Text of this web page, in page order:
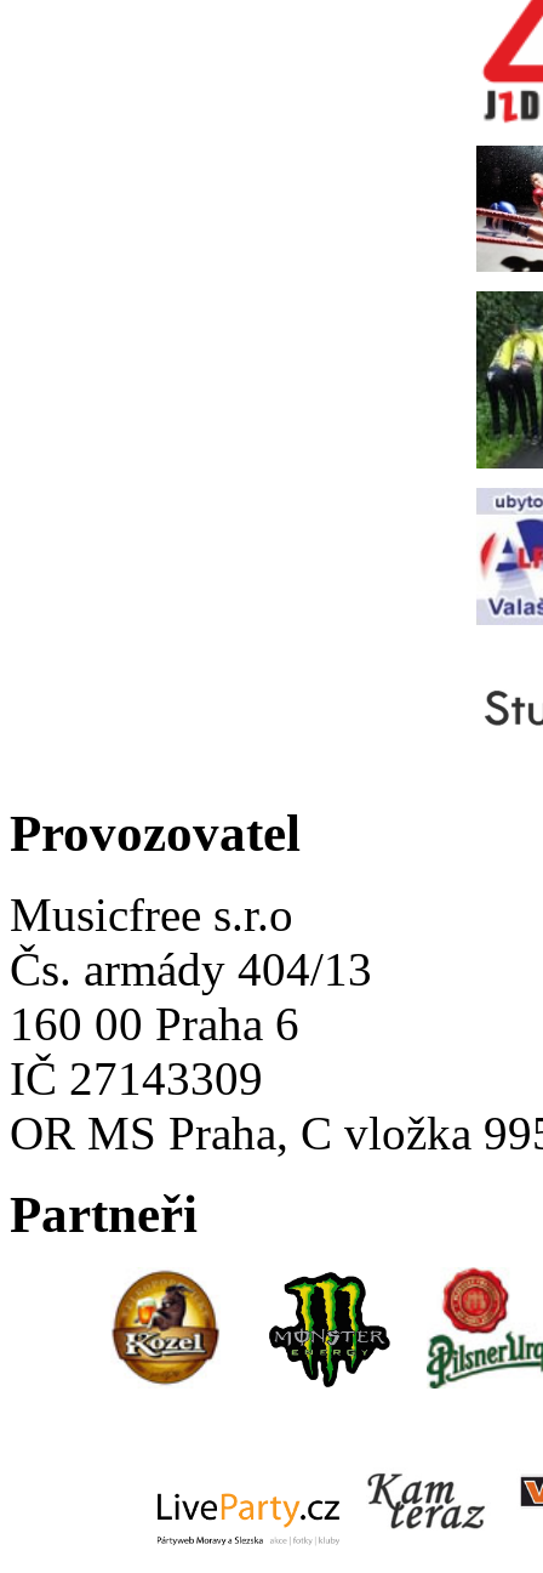
Provozovatel
Musicfree s.r.o
Čs. armády 404/13
160 00 Praha 6
IČ 27143309
OR MS Praha, C vložka
Partneři